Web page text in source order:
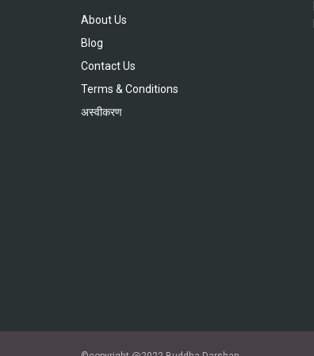
About Us
Blog
Contact Us
Terms & Conditions
अस्वीकरण